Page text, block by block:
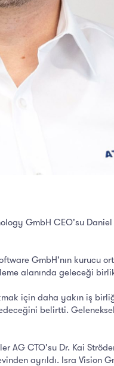
GmbH CEO'su
GmbH'nın kurucu
alanında geleceği
için daha yakın iş
belirtti.
CTO'su Dr. Kai
ayrıldı. Isra Vision